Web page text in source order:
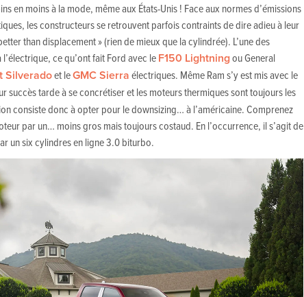
en moins à la mode, même aux États-Unis ! Face aux normes d’émissions
les constructeurs se retrouvent parfois contraints de dire adieu à leur
than displacement » (rien de mieux que la cylindrée). L’une des
ce qu’ont fait Ford avec leF150 Lightningou General
Silveradoet leGMC Sierraélectriques. Même Ram s’y est mis avec le
succès tarde à se concrétiser et les moteurs thermiques sont toujours les
consiste donc à opter pour le downsizing… à l’américaine. Comprenez
par un… moins gros mais toujours costaud. En l’occurrence, il s’agit de
un six cylindres en ligne 3.0 biturbo.